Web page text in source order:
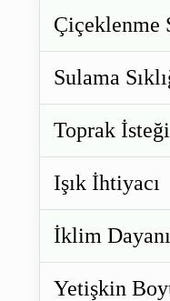
Çiçeklenme
Sulama
Toprak İsteği
Işık İhtiyacı
İklim
Yetişkin